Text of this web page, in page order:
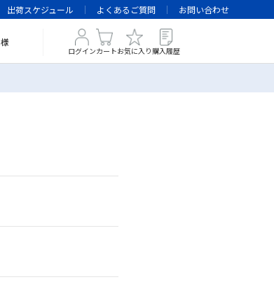
出荷スケジュール よくあるご質問 お問い合わせ
様
ログインカートお気に入り 購入履歴